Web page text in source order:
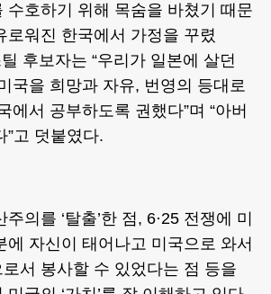
수호하기 위해 목숨을 바쳤기 때문
로워진 한국에서 가정을 꾸렸
후보자는 “우리가 일본에 살던
국을 희망과 자유, 번영의 등대로
에서 공부하도록 권했다”며 “아버
”고 덧붙였다.
의를 ‘탈출’한 점, 6·25 전쟁에 미
에 자신이 태어나고 미국으로 와서
서 봉사할 수 있었다는 점 등을